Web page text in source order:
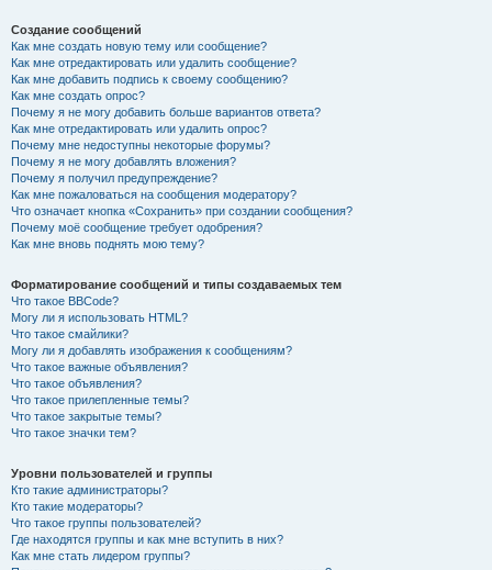
Создание сообщений
Как мне создать новую тему или сообщение?
Как мне отредактировать или удалить сообщение?
Как мне добавить подпись к своему сообщению?
Как мне создать опрос?
Почему я не могу добавить больше вариантов ответа?
Как мне отредактировать или удалить опрос?
Почему мне недоступны некоторые форумы?
Почему я не могу добавлять вложения?
Почему я получил предупреждение?
Как мне пожаловаться на сообщения модератору?
Что означает кнопка «Сохранить» при создании сообщения?
Почему моё сообщение требует одобрения?
Как мне вновь поднять мою тему?
Форматирование сообщений и типы создаваемых тем
Что такое BBCode?
Могу ли я использовать HTML?
Что такое смайлики?
Могу ли я добавлять изображения к сообщениям?
Что такое важные объявления?
Что такое объявления?
Что такое прилепленные темы?
Что такое закрытые темы?
Что такое значки тем?
Уровни пользователей и группы
Кто такие администраторы?
Кто такие модераторы?
Что такое группы пользователей?
Где находятся группы и как мне вступить в них?
Как мне стать лидером группы?